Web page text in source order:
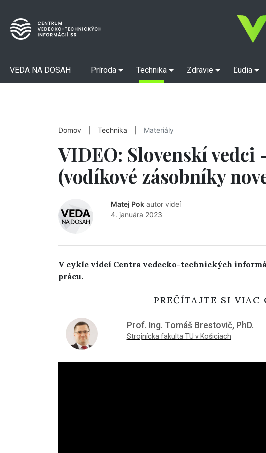
VEDA NA DOSAH Príroda Technika Zdravie Ľudia
Domov Technika Materiály
VIDEO: Slovenskí vedci
(vodíkové zásobníky
Matej Pok autor videí
4. januára 2023
V cykle videí Centra vedecko-technických
prácu.
PREČÍTAJTE SI VIAC
Prof. Ing. Tomáš Brestovič, PhD.
Strojnícka fakulta TU v Košiciach